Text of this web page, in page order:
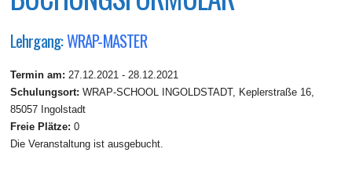
Lehrgang:WRAP-MASTER
Termin am: 27.12.2021 - 28.12.2021
Schulungsort: WRAP-SCHOOL INGOLDSTADT, Keplerstraße 16,
85057 Ingolstadt
Freie Plätze: 0
Die Veranstaltung ist ausgebucht.